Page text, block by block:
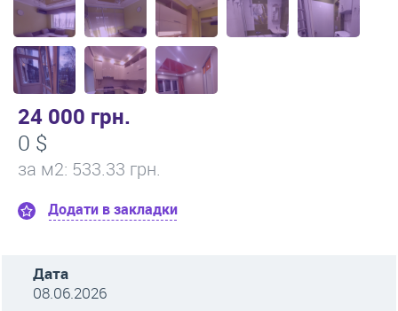
24 000 грн.
0 $
за м2: 533.33 грн.
Додати в закладки
Дата
08.06.2026